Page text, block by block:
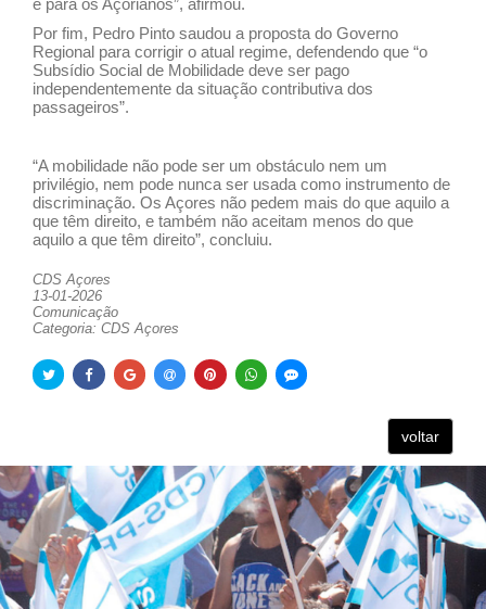
e para os Açorianos”, afirmou.
Por fim, Pedro Pinto saudou a proposta do Governo
Regional para corrigir o atual regime, defendendo que “o
Subsídio Social de Mobilidade deve ser pago
independentemente da situação contributiva dos
passageiros”.
“A mobilidade não pode ser um obstáculo nem um
privilégio, nem pode nunca ser usada como instrumento de
discriminação. Os Açores não pedem mais do que aquilo a
que têm direito, e também não aceitam menos do que
aquilo a que têm direito”, concluiu.
CDS Açores
13-01-2026
Comunicação
Categoria: CDS Açores
voltar